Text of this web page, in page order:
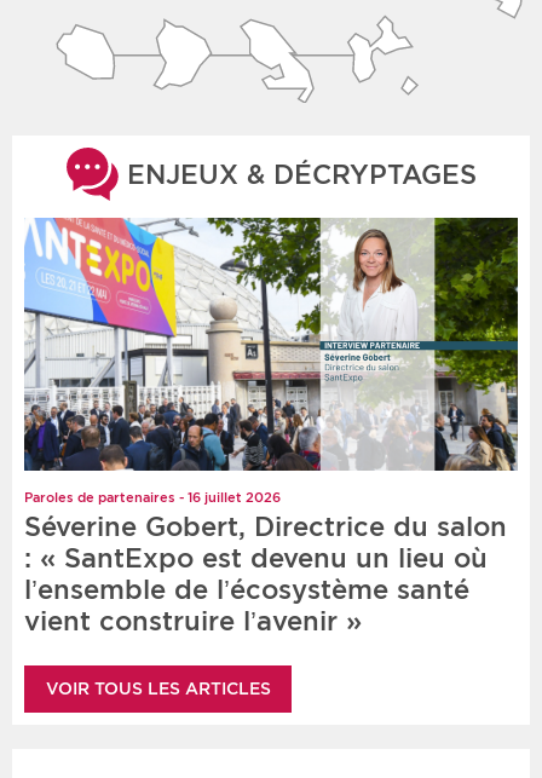
ENJEUX & DÉCRYPTAGES
Paroles de partenaires - 16 juillet 2026
Séverine Gobert, Directrice du salon
: « SantExpo est devenu un lieu où
l’ensemble de l’écosystème santé
vient construire l’avenir »
VOIR TOUS LES ARTICLES